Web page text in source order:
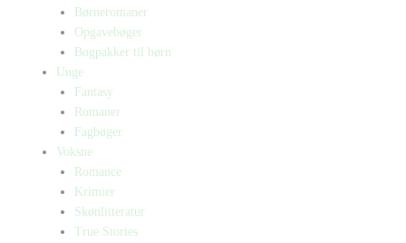
Børneromaner
Opgavebøger
Bogpakker til børn
Unge
Fantasy
Romaner
Fagbøger
Voksne
Romance
Krimier
Skønlitteratur
True Stories